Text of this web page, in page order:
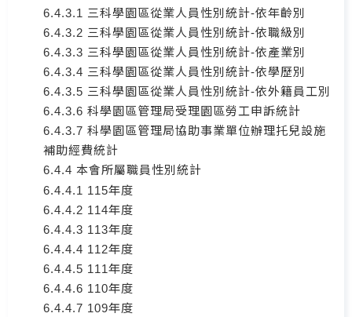
6.4.3.1 三科學園區從業人員性別統計-依年齡別
6.4.3.2 三科學園區從業人員性別統計-依職級別
6.4.3.3 三科學園區從業人員性別統計-依產業別
6.4.3.4 三科學園區從業人員性別統計-依學歷別
6.4.3.5 三科學園區從業人員性別統計-依外籍員工別
6.4.3.6 科學園區管理局受理園區勞工申訴統計
6.4.3.7 科學園區管理局協助事業單位辦理托兒設施
補助經費統計
6.4.4 本會所屬職員性別統計
6.4.4.1 115年度
6.4.4.2 114年度
6.4.4.3 113年度
6.4.4.4 112年度
6.4.4.5 111年度
6.4.4.6 110年度
6.4.4.7 109年度